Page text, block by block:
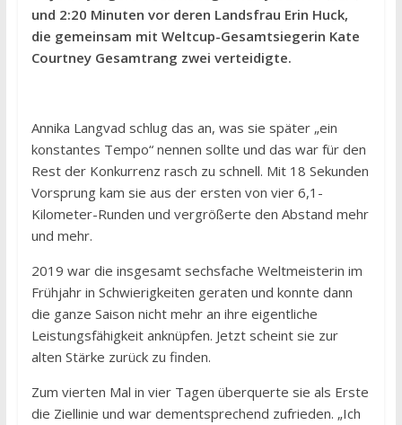
und 2:20 Minuten vor deren Landsfrau Erin Huck,
die gemeinsam mit Weltcup-Gesamtsiegerin Kate
Courtney Gesamtrang zwei verteidigte.
Annika Langvad schlug das an, was sie später „ein
konstantes Tempo“ nennen sollte und das war für den
Rest der Konkurrenz rasch zu schnell. Mit 18 Sekunden
Vorsprung kam sie aus der ersten von vier 6,1-
Kilometer-Runden und vergrößerte den Abstand mehr
und mehr.
2019 war die insgesamt sechsfache Weltmeisterin im
Frühjahr in Schwierigkeiten geraten und konnte dann
die ganze Saison nicht mehr an ihre eigentliche
Leistungsfähigkeit anknüpfen. Jetzt scheint sie zur
alten Stärke zurück zu finden.
Zum vierten Mal in vier Tagen überquerte sie als Erste
die Ziellinie und war dementsprechend zufrieden. „Ich